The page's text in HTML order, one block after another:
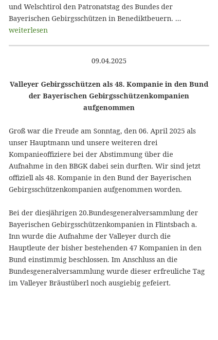
und Welschtirol den Patronatstag des Bundes der
Bayerischen Gebirgsschützen in Benediktbeuern. …
weiterlesen
09.04.2025
Valleyer Gebirgsschützen als 48. Kompanie in den Bund
der Bayerischen Gebirgsschützenkompanien
aufgenommen
Groß war die Freude am Sonntag, den 06. April 2025 als
unser Hauptmann und unsere weiteren drei
Kompanieoffiziere bei der Abstimmung über die
Aufnahme in den BBGK dabei sein durften. Wir sind jetzt
offiziell als 48. Kompanie in den Bund der Bayerischen
Gebirgsschützenkompanien aufgenommen worden.
Bei der diesjährigen 20.Bundesgeneralversammlung der
Bayerischen Gebirgsschützenkompanien in Flintsbach a.
Inn wurde die Aufnahme der Valleyer durch die
Hauptleute der bisher bestehenden 47 Kompanien in den
Bund einstimmig beschlossen. Im Anschluss an die
Bundesgeneralversammlung wurde dieser erfreuliche Tag
im Valleyer Bräustüberl noch ausgiebig gefeiert.